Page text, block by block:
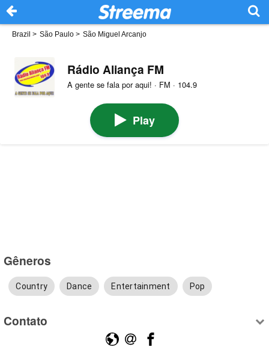
Brazil > São Paulo > São Miguel Arcanjo
Rádio Aliança FM
A gente se fala por aqui! · FM · 104.9
Play
Gêneros
Country Dance Entertainment Pop
Contato